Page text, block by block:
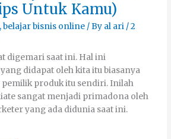
Untuk Kamu)
,belajar bisnis online / By al ari /2
digemari saat ini. Hal ini
didapat oleh kita itu biasanya
pemilik produk itu sendiri. Inilah
sangat menjadi primadona oleh
yang ada didunia saat ini.